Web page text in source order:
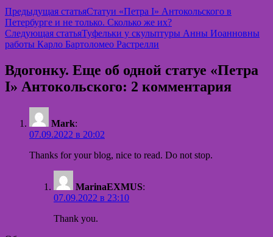
Навигация
по
записям
Предыдущая статьяСтатуи «Петра I» Антокольского в
Петербурге и не только. Сколько же их?
Следующая статьяТуфельки у скульптуры Анны Иоанновны
работы Карло Бартоломео Растрелли
Вдогонку. Еще об одной статуе «Петра
I» Антокольского: 2 комментария
Mark:
07.09.2022 в 20:02
Thanks for your blog, nice to read. Do not stop.
MarinaEXMUS:
07.09.2022 в 23:10
Thank you.